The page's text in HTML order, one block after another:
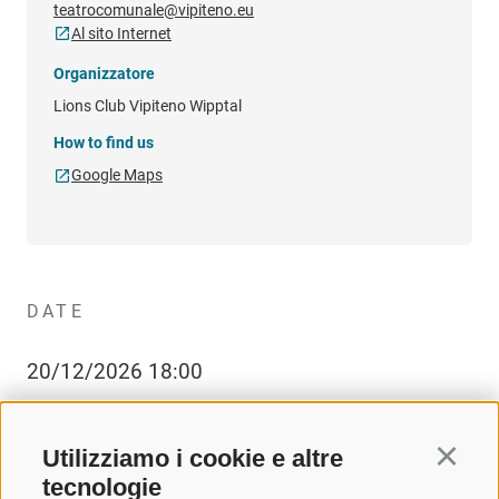
Utilizziamo i cookie e altre
tecnologie
teatrocomunale@vipiteno.eu
Al sito Internet
Organizzatore
Lions Club Vipiteno Wipptal
How to find us
Google Maps
DATE
20/12/2026 18:00